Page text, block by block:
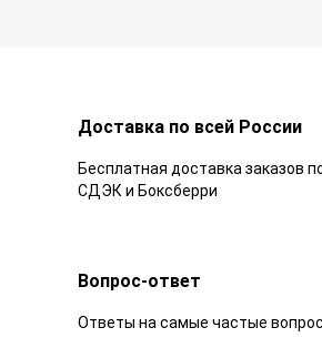
Доставка по всей России
Бесплатная доставка заказов
СДЭК и Боксберри
Вопрос-ответ
Ответы на самые частые